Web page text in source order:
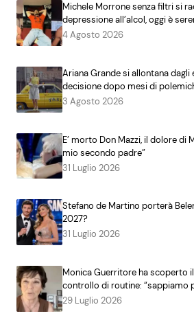
Michele Morrone senza filtri si
depressione all’alcol, oggi è
4 Agosto 2026
Ariana Grande si allontana dagli
decisione dopo mesi di
3 Agosto 2026
E’ morto Don Mazzi, il dolore di
mio secondo padre”
31 Luglio 2026
Stefano de Martino porterà
2027?
31 Luglio 2026
Monica Guerritore ha scoperto
controllo di routine: “sappiamo
29 Luglio 2026